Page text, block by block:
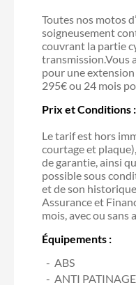
Toutes nos motos
soigneusement
couvrant la partie
transmission.Vous
pour une
295€ ou 24 mois
Prix et Conditions :
Le tarif est hors
courtage et
de garantie, ainsi
possible sous
et de son
Assurance et
mois, avec ou sans
Équipements :
ABS
ANTI PATINAGE